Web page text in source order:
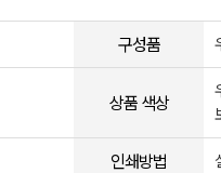
구성품
상품 색상
인쇄방법